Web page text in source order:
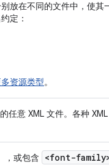
放在不同的文件中，使其
定：
资源类型。
任意 XML 文件。各种
，或包含 <font-